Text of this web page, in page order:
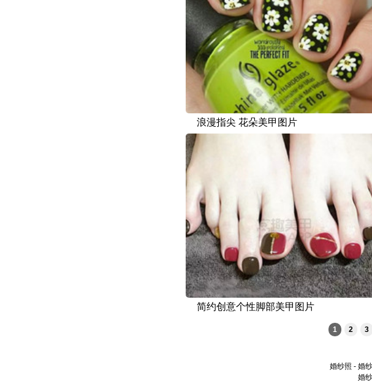
浪漫指尖 花朵美甲图片
简约创意个性脚部美甲图片
1 2 3
婚纱照 - 婚
婚